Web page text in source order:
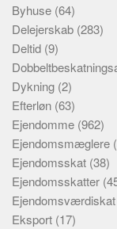
Byhuse (64)
Delejerskab (283)
Deltid (9)
Dykning (2)
Efterløn (63)
Ejendomme (962)
Ejendomsmæglere
Ejendomsskat (38)
Ejendomsskatter
Ejendomsværdiskat
Eksport (17)